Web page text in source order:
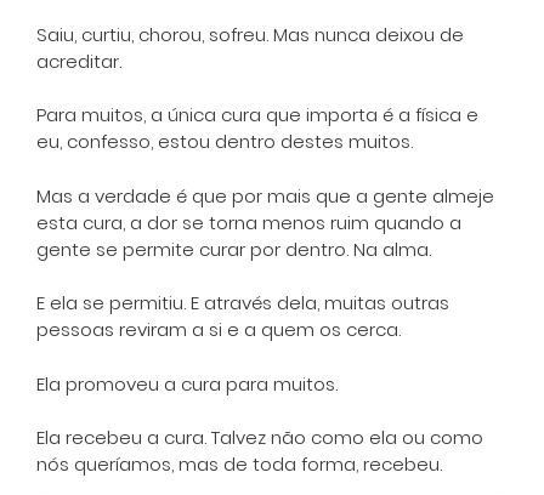
Saiu, curtiu, chorou, sofreu. Mas nunca deixou de
acreditar.
Para muitos, a única cura que importa é a física e
eu, confesso, estou dentro destes muitos.
Mas a verdade é que por mais que a gente almeje
esta cura, a dor se torna menos ruim quando a
gente se permite curar por dentro. Na alma.
E ela se permitiu. E através dela, muitas outras
pessoas reviram a si e a quem os cerca.
Ela promoveu a cura para muitos.
Ela recebeu a cura. Talvez não como ela ou como
nós queríamos, mas de toda forma, recebeu.